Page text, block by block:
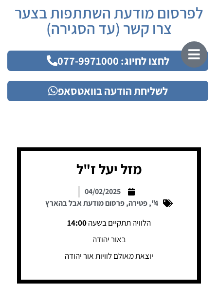
לפרסום מודעת השתתפות בצער
צרו קשר (עד הסגירה)
לחצו לחיוג: 077-9971000
לשליחת הודעה בוואטסאפ
מזל יעל ז"ל
04/02/2025
4"
,פטירה,פרסום מודעת אבל בהארץ
הלוויה תתקיים בשעה14:00
באור יהודה
יוצאת מאולם לוויות אור יהודה